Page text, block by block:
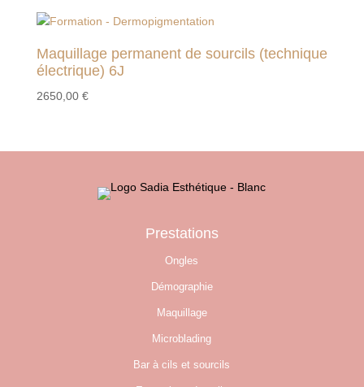
Maquillage permanent de sourcils (technique
électrique) 6J
2650,00 €
Prestations
Ongles
Démographie
Maquillage
Microblading
Bar à cils et sourcils